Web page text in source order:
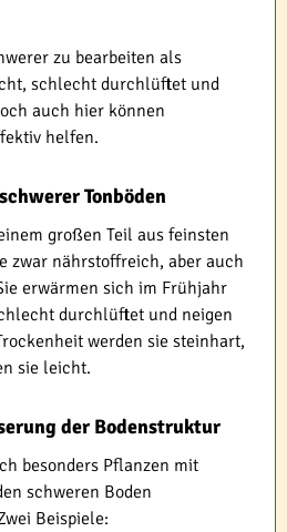
zu bearbeiten als
schlecht durchlüftet und
auch hier können
helfen.
Tonböden
großen Teil aus feinsten
zwar nährstoffreich, aber auch
erwärmen sich im Frühjahr
durchlüftet und neigen
werden sie steinhart,
sie leicht.
der Bodenstruktur
besonders Pflanzen mit
schweren Boden
Beispiele: